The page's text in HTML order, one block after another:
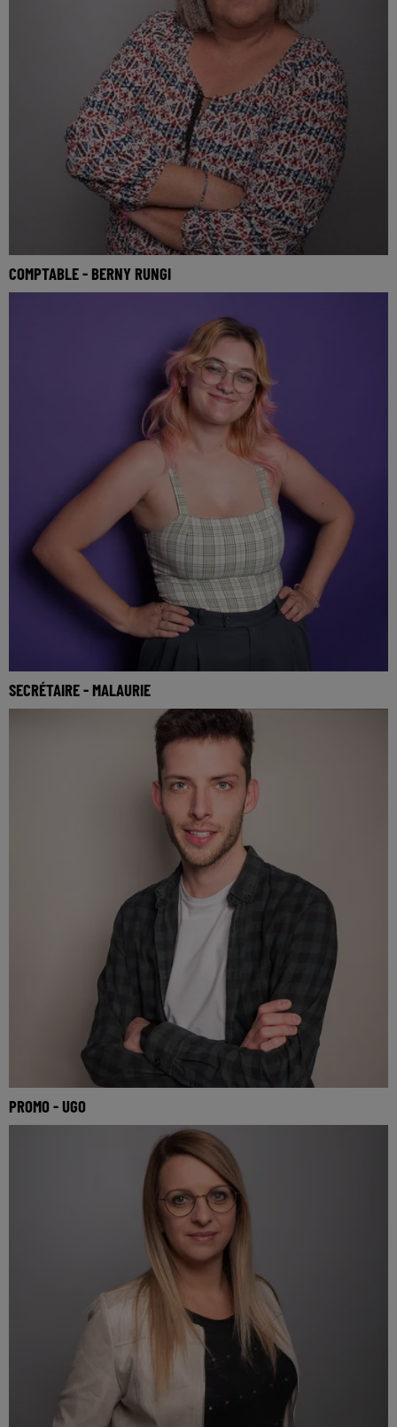
COMPTABLE - BERNY RUNGI
SECRÉTAIRE - MALAURIE
PROMO - UGO